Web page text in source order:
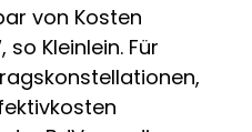
von Kosten
Kleinlein. Für